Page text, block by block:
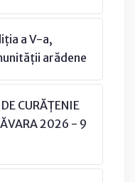
a V-a,
arădene
CURĂȚENIE
2026 - 9